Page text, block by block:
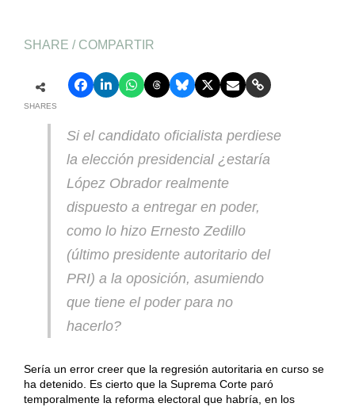
SHARE / COMPARTIR
SHARES
Si el candidato oficialista perdiese
la elección presidencial ¿estaría
López Obrador realmente
dispuesto a entregar en poder,
como lo hizo Ernesto Zedillo
(último presidente autoritario del
PRI) a la oposición, asumiendo
que tiene el poder para no
hacerlo?
Sería un error creer que la regresión autoritaria en curso se
ha detenido. Es cierto que la Suprema Corte paró
temporalmente la reforma electoral que habría, en los